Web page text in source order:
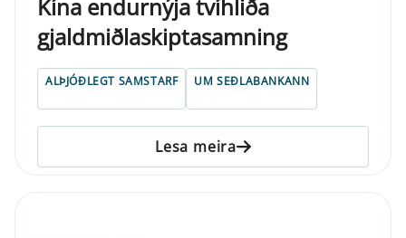
Kína endurnýja tvíhliða
gjaldmiðlaskiptasamning
ALÞJÓÐLEGT SAMSTARF UM SEÐLABANKANN
Lesa meira